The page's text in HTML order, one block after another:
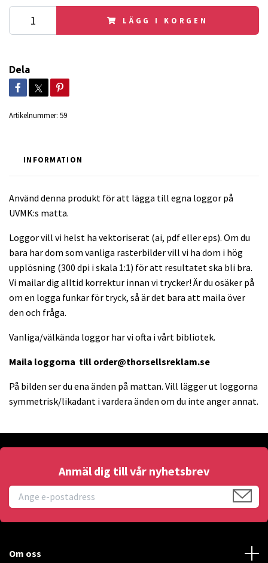
LÄGG I KORGEN
Dela
Artikelnummer: 59
INFORMATION
Använd denna produkt för att lägga till egna loggor på
UVMK:s matta.
Loggor vill vi helst ha vektoriserat (ai, pdf eller eps). Om du
bara har dom som vanliga rasterbilder vill vi ha dom i hög
upplösning (300 dpi i skala 1:1) för att resultatet ska bli bra.
Vi mailar dig alltid korrektur innan vi trycker! Är du osäker på
om en logga funkar för tryck, så är det bara att maila över
den och fråga.
Vanliga/välkända loggor har vi ofta i vårt bibliotek.
Maila loggorna till order@thorsellsreklam.se
På bilden ser du ena änden på mattan. Vill lägger ut loggorna
symmetrisk/likadant i vardera änden om du inte anger annat.
Anmäl dig till vår nyhetsbrev
Om oss